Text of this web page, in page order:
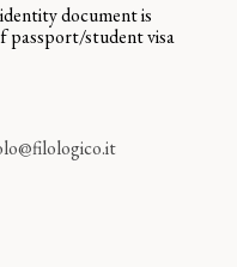
document is
passport/student visa